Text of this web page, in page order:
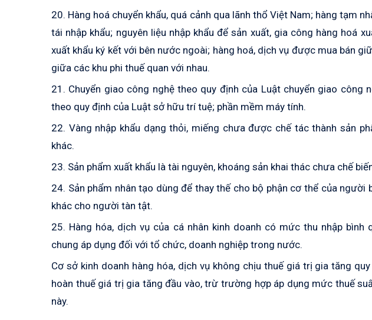
20. Hàng hoá chuyển khẩu, quá cảnh qua lãnh thổ Việt Nam; hàng tạm
tái nhập khẩu; nguyên liệu nhập khẩu để sản xuất, gia công hàng hoá
xuất khẩu ký kết với bên nước ngoài; hàng hoá, dịch vụ được mua bán
giữa các khu phi thuế quan với nhau.
21. Chuyển giao công nghệ theo quy định của Luật chuyển giao công
theo quy định của Luật sở hữu trí tuệ; phần mềm máy tính.
22. Vàng nhập khẩu dạng thỏi, miếng chưa được chế tác thành sản
khác.
23. Sản phẩm xuất khẩu là tài nguyên, khoáng sản khai thác chưa chế
24. Sản phẩm nhân tạo dùng để thay thế cho bộ phận cơ thể của người
khác cho người tàn tật.
25. Hàng hóa, dịch vụ của cá nhân kinh doanh có mức thu nhập
chung áp dụng đối với tổ chức, doanh nghiệp trong nước.
Cơ sở kinh doanh hàng hóa, dịch vụ không chịu thuế giá trị gia tăng
hoàn thuế giá trị gia tăng đầu vào, trừ trường hợp áp dụng mức thuế
này.